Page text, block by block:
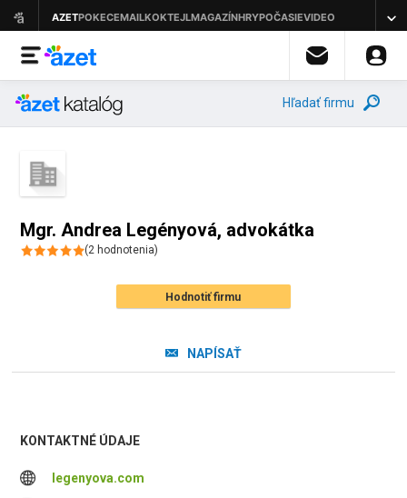
Hľadať firmu
Mgr. Andrea Legényová, advokátka
(2 hodnotenia)
Hodnotiť firmu
NAPÍSAŤ
KONTAKTNÉ ÚDAJE
legenyova.com